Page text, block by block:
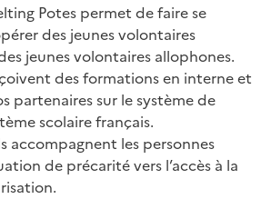
Potes permet de faire se
des jeunes volontaires
jeunes volontaires allophones.
des formations en interne et
partenaires sur le système de
scolaire français.
accompagnent les personnes
de précarité vers l’accès à la